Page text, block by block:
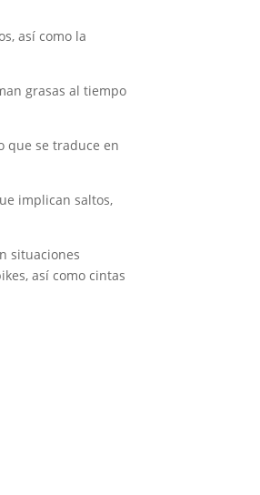
así como la
grasas al tiempo
que se traduce en
implican saltos,
situaciones
así como cintas